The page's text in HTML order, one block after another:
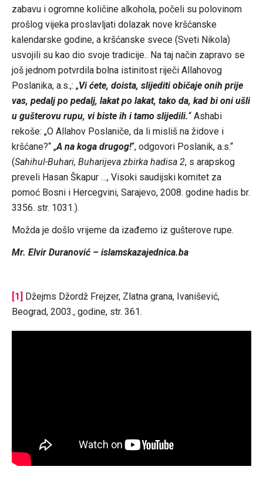
zabavu i ogromne količine alkohola, počeli su polovinom
prošlog vijeka proslavljati dolazak nove kršćanske
kalendarske godine, a kršćanske svece (Sveti Nikola)
usvojili su kao dio svoje tradicije.. Na taj način zapravo se
još jednom potvrdila bolna istinitost riječi Allahovog
Poslanika, a.s.,: „Vi ćete, doista, slijediti običaje onih prije
vas, pedalj po pedalj, lakat po lakat, tako da, kad bi oni ušli
u gušterovu rupu, vi biste ih i tamo slijedili.“ Ashabi
rekoše: „O Allahov Poslaniče, da li misliš na židove i
kršćane?“ „A na koga drugog!“, odgovori Poslanik, a.s.“
(Sahihul-Buhari, Buharijeva zbirka hadisa 2, s arapskog
preveli Hasan Škapur …, Visoki saudijski komitet za
pomoć Bosni i Hercegvini, Sarajevo, 2008. godine hadis br.
3356. str. 1031.).
Možda je došlo vrijeme da izađemo iz gušterove rupe.
Mr. Elvir Duranović – islamskazajednica.ba
[1]
Džejms Džordž Frejzer, Zlatna grana, Ivanišević,
Beograd, 2003., godine, str. 361.